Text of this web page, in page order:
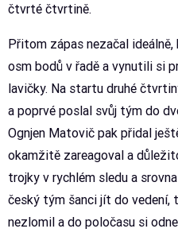
čtvrté čtvrtině.
Přitom zápas nezačal
osm bodů v řadě a vynutili si
lavičky. Na startu druhé
a poprvé poslal svůj tým do
Ognjen Matovič pak přidal
okamžitě zareagoval a
trojky v rychlém sledu a
český tým šanci jít do vedení,
nezlomil a do poločasu si